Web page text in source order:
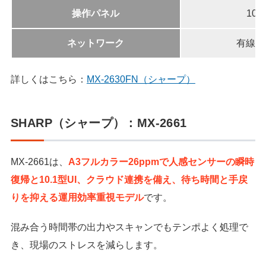
操作パネル
ネットワーク 有線
詳しくはこちら： MX-2630FN（シャープ）
SHARP（シャープ）：MX-2661
MX-2661は、 A3フルカラー26ppmで人感センサーの瞬時
復帰と10.1型UI、クラウド連携を備え、待ち時間と手戻
りを抑える運用効率重視モデルです。
混み合う時間帯の出力やスキャンでもテンポよく処理で
き、現場のストレスを減らします。